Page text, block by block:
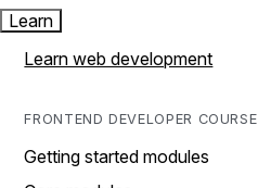
Learn
Learn web development
FRONTEND DEVELOPER COURSE
Getting started modules